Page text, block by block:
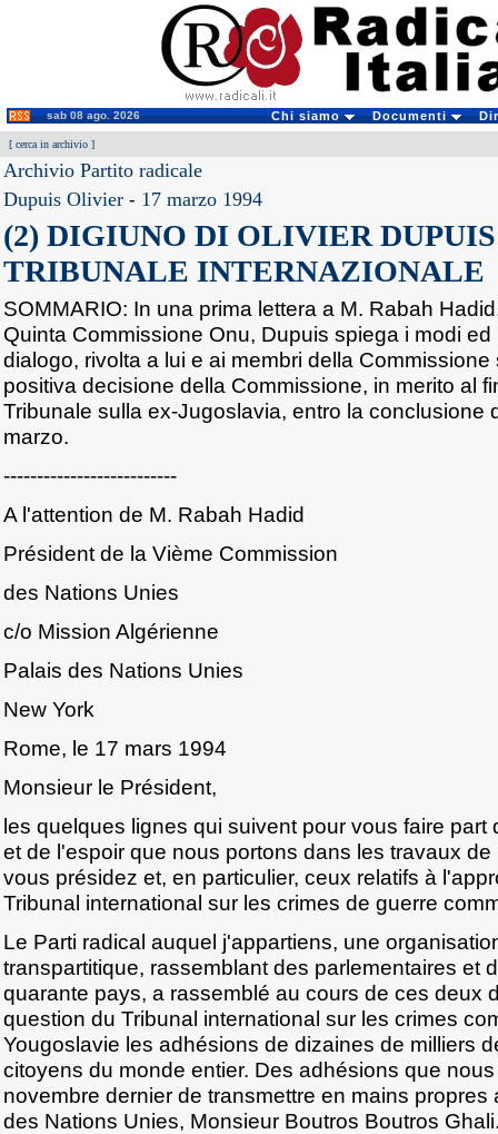
sab 08 ago. 2026 Chi siamo Documenti
[ cerca in archivio ]
Archivio Partito radicale
Dupuis Olivier - 17 marzo 1994
(2) DIGIUNO DI OLIVIER
TRIBUNALE INTERNAZIONALE
SOMMARIO: In una prima lettera a M. Rabah
Quinta Commissione Onu, Dupuis spiega i modi
dialogo, rivolta a lui e ai membri della
positiva decisione della Commissione, in merito al
Tribunale sulla ex-Jugoslavia, entro la conclusione
marzo.
--------------------------
A l'attention de M. Rabah Hadid
Président de la Vième Commission
des Nations Unies
c/o Mission Algérienne
Palais des Nations Unies
New York
Rome, le 17 mars 1994
Monsieur le Président,
les quelques lignes qui suivent pour vous faire part
et de l'espoir que nous portons dans les travaux
vous présidez et, en particulier, ceux relatifs à
Tribunal international sur les crimes de guerre
Le Parti radical auquel j'appartiens, une
transpartitique, rassemblant des parlementaires et
quarante pays, a rassemblé au cours de ces deux
question du Tribunal international sur les crimes
Yougoslavie les adhésions de dizaines de milliers
citoyens du monde entier. Des adhésions que
novembre dernier de transmettre en mains propres
des Nations Unies, Monsieur Boutros Boutros